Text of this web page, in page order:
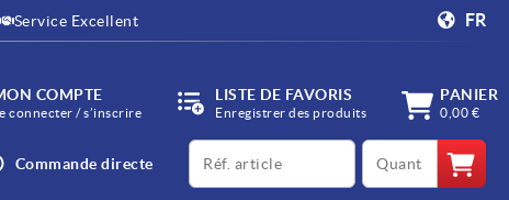
Service Excellent FR
COMPTE
connecter / s’inscrire
LISTE DE FAVORIS
Enregistrer des produits
PANIER
0,00 €
Commande directe
productCode qty